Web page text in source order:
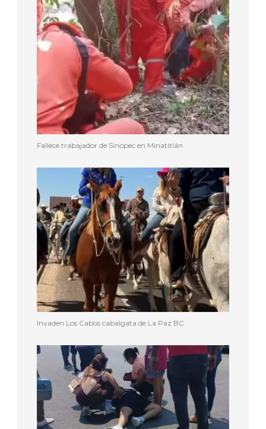
Fallece trabajador de Sinopec en Minatitlán
Invaden Los Cabos cabalgata de La Paz BC